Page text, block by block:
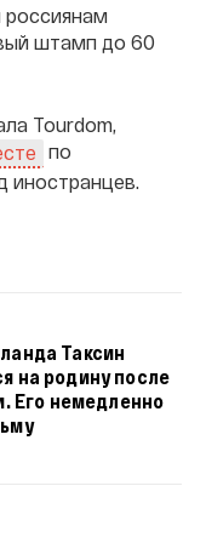
россиянам
штамп до 60
Tourdom,
по
иностранцев.
Таксин
на родину после
Его немедленно